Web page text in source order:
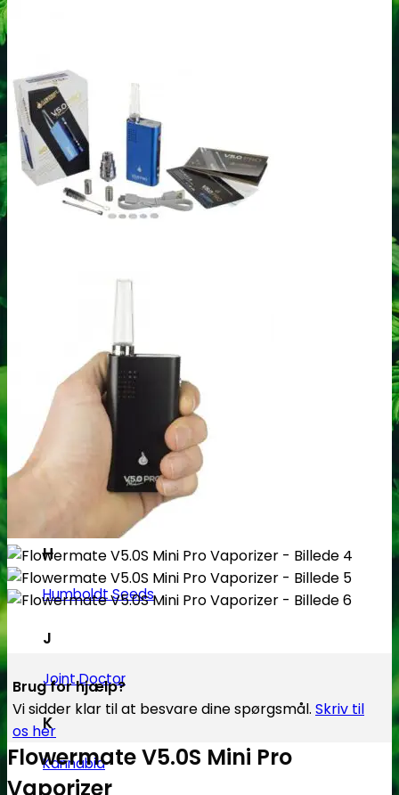
C
Cali Connection
CBD Botanics
CBD Crew
CBD Seeds
Fastbuds Seeds
Flying Dutchmen
Genetik Seeds
Green House Seed Co.
H
Humboldt Seeds
J
Joint Doctor
K
Kannabia
Brug for hjælp?
Vi sidder klar til at besvare dine spørgsmål. Skriv til
os her
Flowermate V5.0S Mini Pro
Vaporizer